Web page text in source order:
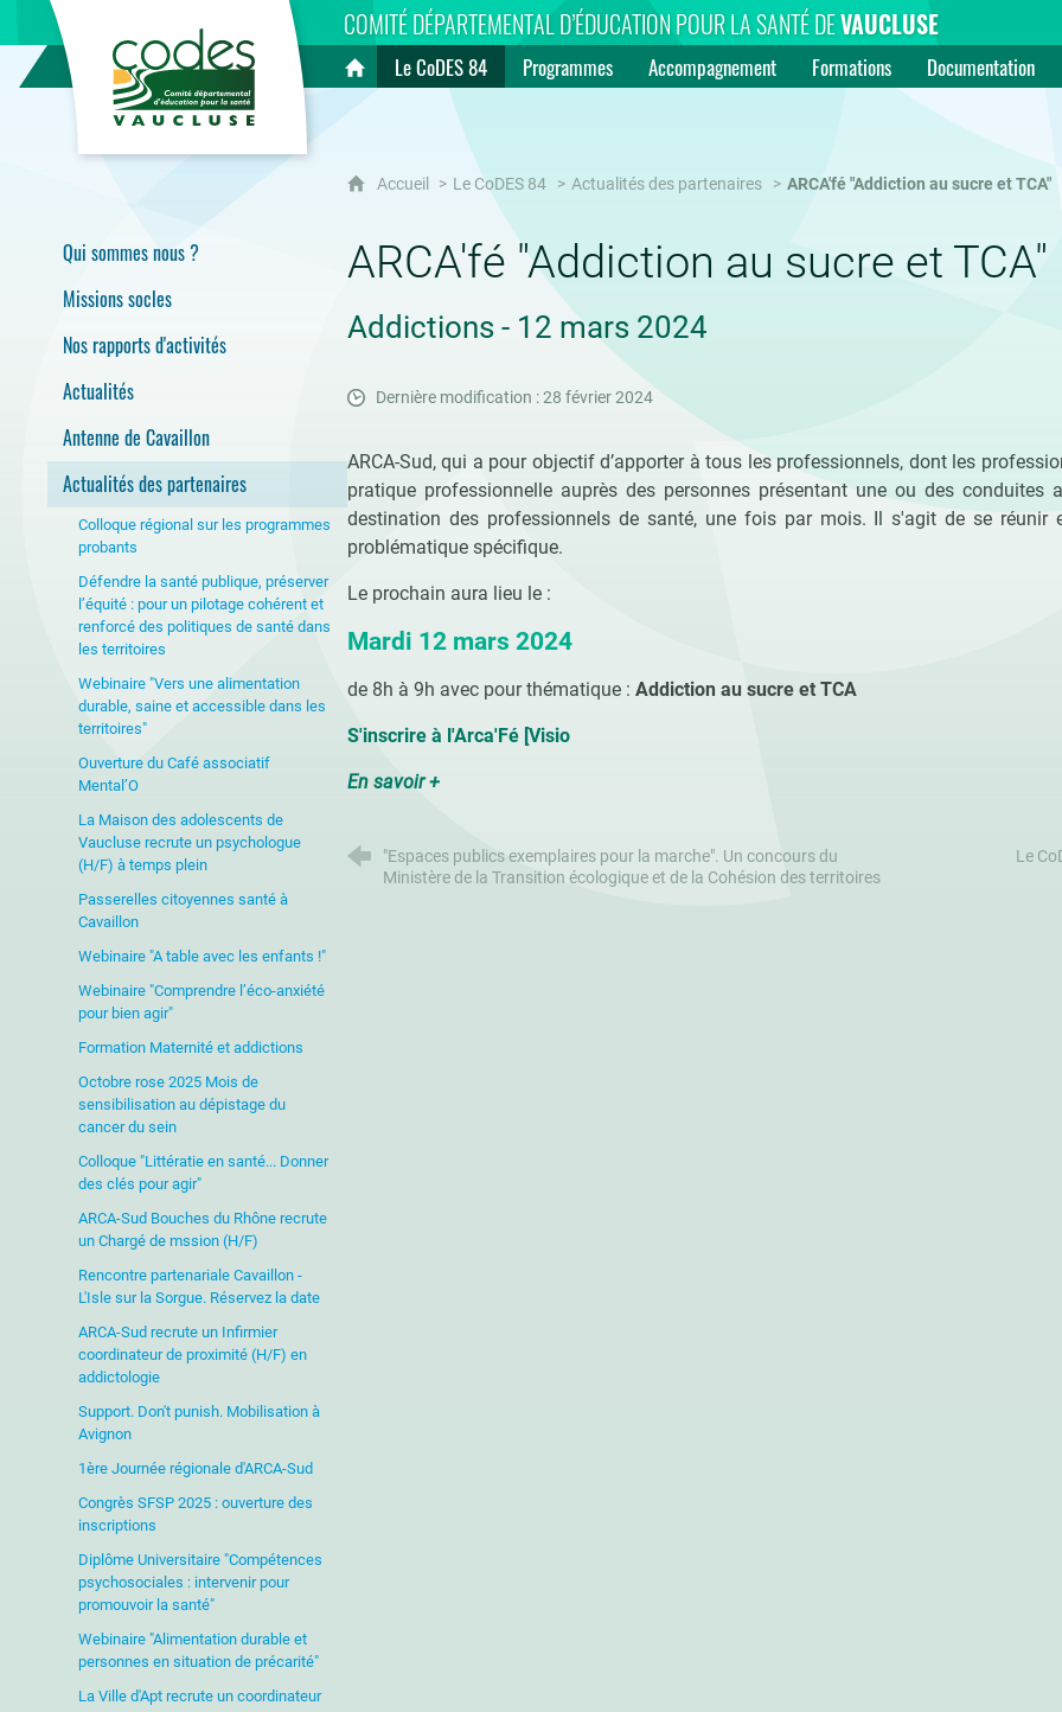
COMITÉ DÉPARTEMENTAL D’ÉDUCATION POUR LA SANTÉ DEVAUCLUSE
Accueil
Le CoDES 84 Programmes Accompagnement Formations Documentation
Qui sommes nous ?
Missions socles
Nos rapports d'activités
Actualités
Antenne de Cavaillon
Actualités des partenaires
Colloque régional sur les programmes
probants
Défendre la santé publique, préserver
l’équité : pour un pilotage cohérent et
renforcé des politiques de santé dans
les territoires
Webinaire "Vers une alimentation
durable, saine et accessible dans les
territoires"
Ouverture du Café associatif
Mental’O
La Maison des adolescents de
Vaucluse recrute un psychologue
(H/F) à temps plein
Passerelles citoyennes santé à
Cavaillon
Webinaire "A table avec les enfants !"
Webinaire "Comprendre l’éco-anxiété
pour bien agir"
Formation Maternité et addictions
Octobre rose 2025 Mois de
sensibilisation au dépistage du
cancer du sein
Colloque "Littératie en santé... Donner
des clés pour agir"
ARCA-Sud Bouches du Rhône recrute
un Chargé de mssion (H/F)
Rencontre partenariale Cavaillon -
L'Isle sur la Sorgue. Réservez la date
ARCA-Sud recrute un Infirmier
coordinateur de proximité (H/F) en
addictologie
Support. Don't punish. Mobilisation à
Avignon
1ère Journée régionale d'ARCA-Sud
Congrès SFSP 2025 : ouverture des
inscriptions
Diplôme Universitaire "Compétences
psychosociales : intervenir pour
promouvoir la santé"
Webinaire "Alimentation durable et
personnes en situation de précarité"
La Ville d'Apt recrute un coordinateur
Accueil Le CoDES 84 Actualités des partenaires ARCA'fé "Addiction au sucre et TCA"
ARCA'fé "Addiction au sucre et TCA"
Addictions - 12 mars 2024
Dernière modification : 28 février 2024
ARCA-Sud, qui a pour objectif d’apporter à tous les professionnels, dont les
pratique professionnelle auprès des personnes présentant une ou des conduites
destination des professionnels de santé, une fois par mois. Il s'agit de se
problématique spécifique.
Le prochain aura lieu le :
Mardi 12 mars 2024
de 8h à 9h avec pour thématique : Addiction au sucre et TCA
S'inscrire à l'Arca'Fé [Visio
En savoir +
"Espaces publics exemplaires pour la marche". Un concours du
Ministère de la Transition écologique et de la Cohésion des territoires
Le